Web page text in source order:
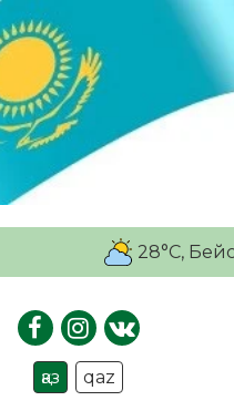
28°C,
қаз qaz